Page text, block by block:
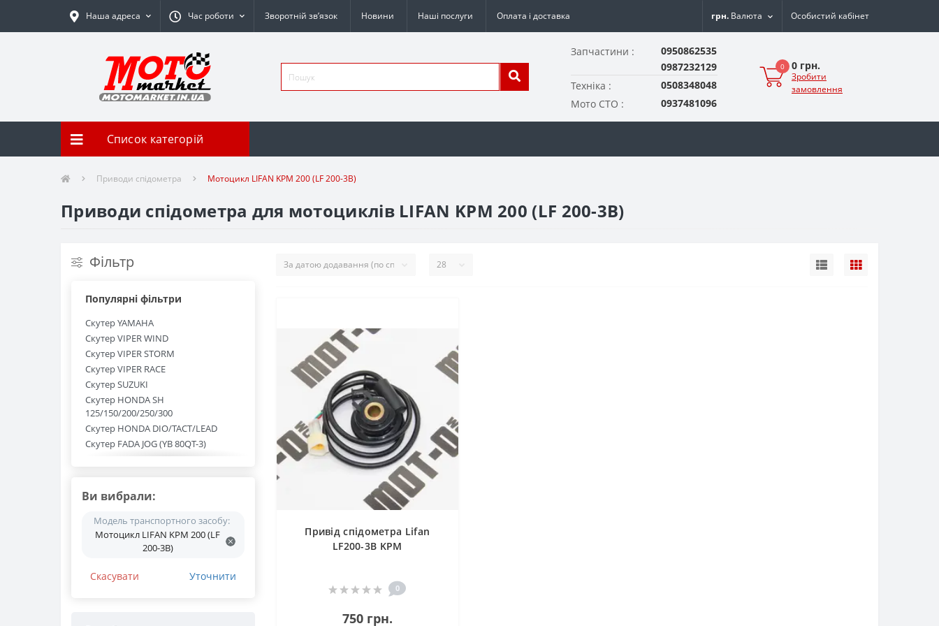
Наша адреса Час роботи Зворотній зв’язок Новини Наші послуги Оплата і доставка грн. Валюта Особистий кабінет
Запчастини :
0950862535
0987232129
Техніка :
0508348048
Мото СТО :
0937481096
0 0 грн.
Зробити
замовлення
Список категорій
Приводи спідометра Мотоцикл LIFAN KPM 200 (LF 200-3B)
Приводи спідометра для мотоциклів LIFAN KPM 200 (LF 200-3B)
Фільтр
Популярні фільтри
Скутер YAMAHA
Скутер VIPER WIND
Скутер VIPER STORM
Скутер VIPER RACE
Скутер SUZUKI
Скутер HONDA SH
125/150/200/250/300
Скутер HONDA DIO/TACT/LEAD
Скутер FADA JOG (YB 80QT-3)
Скутер FADA JOG N 125 (YB 125T-3)
Скутер 50/80/125/150
Мотоцикл VIPER ZS 125 J
Мотоцикл VIPER V 200R
Мотоцикл TEKKEN 250
Мотоцикл SHINERAY Z1 250 (XY 250-
Мотоцикл SHINERAY XY 250GY-6C
Ви вибрали:
Модель транспортного засобу:
Мотоцикл LIFAN KPM 200 (LF
200-3B)
Скасувати Уточнити
Привід спідометра Lifan
LF200-3B KPM
0
750 грн.